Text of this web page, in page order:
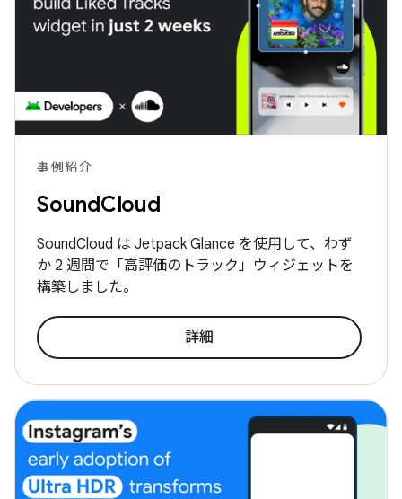
事例紹介
SoundCloud
SoundCloud は Jetpack Glance を使用して、わず
か 2 週間で「高評価のトラック」ウィジェットを
構築しました。
詳細